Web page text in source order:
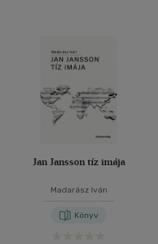
Jan Jansson tíz imája
Madarász Iván
Könyv